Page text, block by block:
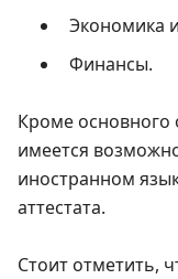
Экономика
Финансы.
Кроме
имеется
иностранном
аттестата.
Стоит отметить,